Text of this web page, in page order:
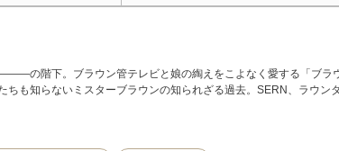
の階下。ブラウン管テレビと娘の綯えをこよなく愛する「ブラ
ちも知らないミスターブラウンの知られざる過去。SERN、ラウン